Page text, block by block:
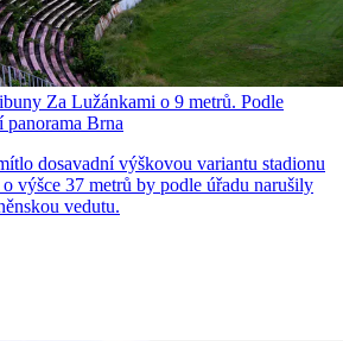
Za Lužánkami o 9 metrů. Podle
panorama Brna
dosavadní výškovou variantu stadionu
výšce 37 metrů by podle úřadu narušily
vedutu.